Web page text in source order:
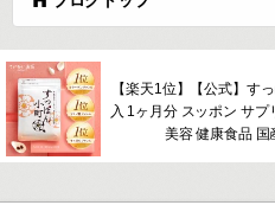
【楽天1位】【公式】す
入 1ヶ月分 スッポン サ
美容 健康食品 国